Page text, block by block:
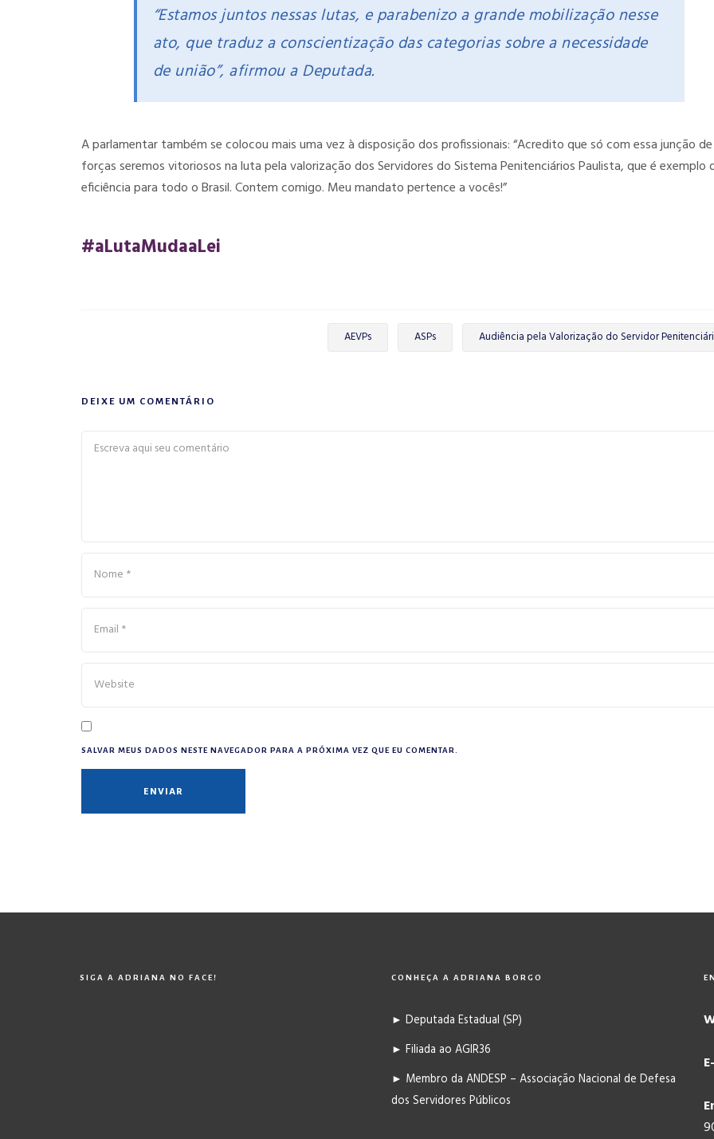
“Estamos juntos nessas lutas, e parabenizo a grande mobilização nesse
ato, que traduz a conscientização das categorias sobre a necessidade
de união”, afirmou a Deputada.
A parlamentar também se colocou mais uma vez à disposição dos profissionais: “Acredito que só com essa junção de
forças seremos vitoriosos na luta pela valorização dos Servidores do Sistema Penitenciários Paulista, que é exemplo
eficiência para todo o Brasil. Contem comigo. Meu mandato pertence a vocês!”
#aLutaMudaaLei
AEVPs ASPs Audiência pela Valorização do Servidor
DEIXE UM COMENTÁRIO
SALVAR MEUS DADOS NESTE NAVEGADOR PARA A PRÓXIMA VEZ QUE EU COMENTAR.
SIGA A ADRIANA NO FACE! CONHEÇA A ADRIANA BORGO
► Deputada Estadual (SP)
► Filiada ao AGIR36
► Membro da ANDESP – Associação Nacional de Defesa
dos Servidores Públicos